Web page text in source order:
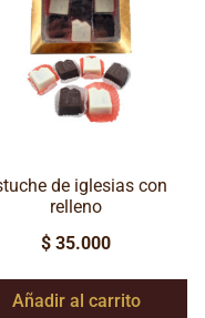
de iglesias con
relleno
$ 35.000
Añadir al carrito